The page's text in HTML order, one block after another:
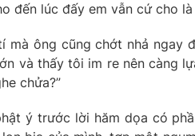
đến lúc đấy em vẫn cứ cho là
mà ông cũng chớt nhả ngay
và thấy tôi im re nên càng
chửa?”
ý trước lời hăm dọa có